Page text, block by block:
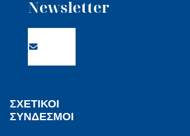
Newsletter
ΣΧΕΤΙΚΟΙ
ΣΥΝΔΕΣΜΟΙ